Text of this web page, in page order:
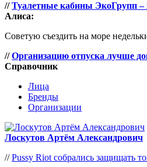
//Туалетные кабины ЭкоГрупп –
Алиса:
Советую съездить на море
//Организацию отпуска лучше
Справочник
Лица
Бренды
Организации
Лоскутов Артём Александрович
//Pussy Riot собрались защищать